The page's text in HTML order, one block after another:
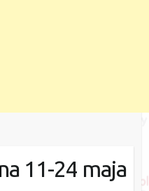
11-24 maja